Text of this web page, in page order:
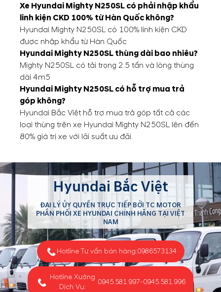
Xe Hyundai Mighty N250SL có phải nhập khẩu
linh kiện CKD 100% từ Hàn Quốc không?
Hyundai Mighty N250SL có 100% linh kiện CKD
được nhập khẩu từ Hàn Quốc
Hyundai Mighty N250SL thùng dài bao nhiêu?
Mighty N250SL có tải trọng 2.5 tấn và lòng thùng
dài 4m5
Hyundai Mighty N250SL có hỗ trợ mua trả
góp không?
Hyundai Bắc Việt hỗ trợ mua trả góp tất cả các
loại thùng trên xe Hyundai Mighty N250SL lên đến
80% giá trị xe với lãi suất ưu đãi.
Hyundai Bắc Việt
ĐẠI LÝ ỦY QUYỀN TRỰC TIẾP BỞI TC MOTOR
PHÂN PHỐI XE HYUNDAI CHÍNH HÃNG TẠI VIỆT
NAM
Hotline Tư vấn bán hàng:0986573134
Hotline Xưởng
Dịch Vụ:
0945.581.997-0945.581.996